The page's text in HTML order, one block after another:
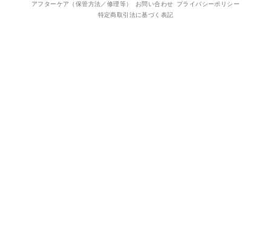
アフターケア（保管方法／修理等） お問い合わせ
プライバシーポリシー
特定商取引法に基づく表記